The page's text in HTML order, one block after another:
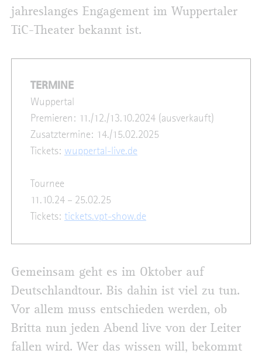
jahreslanges Engagement im Wuppertaler
TiC-Theater bekannt ist.
TERMINE
Wuppertal
Premieren: 11./12./13.10.2024 (ausverkauft)
Zusatztermine: 14./15.02.2025
Tickets: wuppertal-live.de
Tournee
11.10.24 – 25.02.25
Tickets: tickets.vpt-show.de
Gemeinsam geht es im Oktober auf
Deutschlandtour. Bis dahin ist viel zu tun.
Vor allem muss entschieden werden, ob
Britta nun jeden Abend live von der Leiter
fallen wird. Wer das wissen will, bekommt